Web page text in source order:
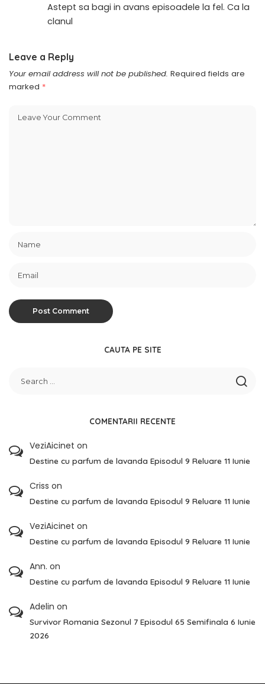
Astept sa bagi in avans episoadele la fel. Ca la
clanul
Leave a Reply
Your email address will not be published. Required fields are
marked *
CAUTA PE SITE
COMENTARII RECENTE
VeziAicinet on
Destine cu parfum de lavanda Episodul 9 Reluare 11 Iunie
Criss on
Destine cu parfum de lavanda Episodul 9 Reluare 11 Iunie
VeziAicinet on
Destine cu parfum de lavanda Episodul 9 Reluare 11 Iunie
Ann. on
Destine cu parfum de lavanda Episodul 9 Reluare 11 Iunie
Adelin on
Survivor Romania Sezonul 7 Episodul 65 Semifinala 6 Iunie
2026